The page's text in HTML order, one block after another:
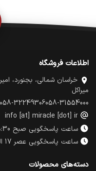
اطلاعات فروشگاه
خراسان شمالی، بجنورد،
میراکل
058-31554000
058-32249306
info [at] miracle [dot] ir
ساعت پاسخگویی صبح 8:30 الی 13:30
ساعت پاسخگویی عصر 17 الی 21
دسته‌های محصولات